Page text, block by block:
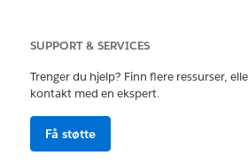
SUPPORT & SERVICES
Trenger du hjelp? Finn flere ressurser,
kontakt med en ekspert.
Få støtte